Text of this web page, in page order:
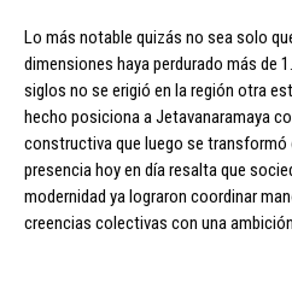
Lo más notable quizás no sea solo
dimensiones haya perdurado más de
siglos no se erigió en la región otra
hecho posiciona a Jetavanaramaya
constructiva que luego se
presencia hoy en día resalta que
modernidad ya lograron coordinar
creencias colectivas con una